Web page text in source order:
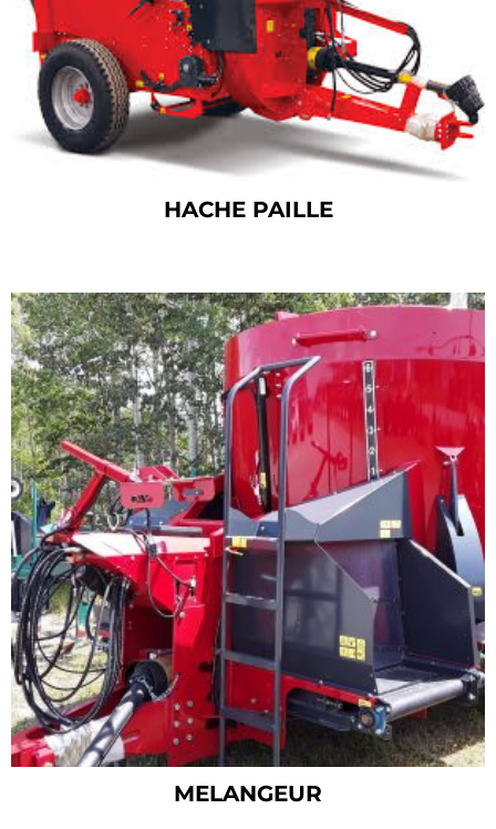
HACHE PAILLE
MELANGEUR